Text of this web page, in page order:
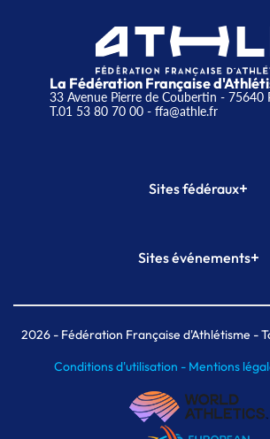
La Fédération Française
33 Avenue Pierre de Coubertin - 75640
T.01 53 80 70 00- ffa@athle.fr
Sites fédéraux+
Plateforme Formation
Sites événements+
Meeting de Paris indoor
MAIF Ekiden de Paris
2026- Fédération Française d'Athlétisme -
Conditions d'utilisation - Mentions